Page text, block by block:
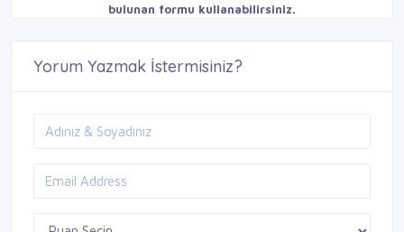
bulunan formu kullanabilirsiniz.
Yorum Yazmak İstermisiniz?